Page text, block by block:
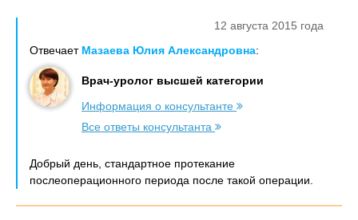
12 августа 2015 года
Отвечает Мазаева Юлия Александровна:
Врач-уролог высшей категории
Информация о консультанте
Все ответы консультанта
Добрый день, стандартное протекание
послеоперационного периода после такой операции.